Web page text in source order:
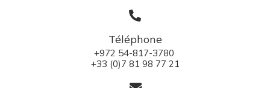
Téléphone
+972 54-817-3780
+33 (0)7 81 98 77 21